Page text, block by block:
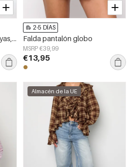
Camisetas de algodón a rayas, estilo casual, para todos los gustos.
2-5 DÍAS
Falda pantalón globo
MSRP €39,99
€13,95
Almacén de la UE